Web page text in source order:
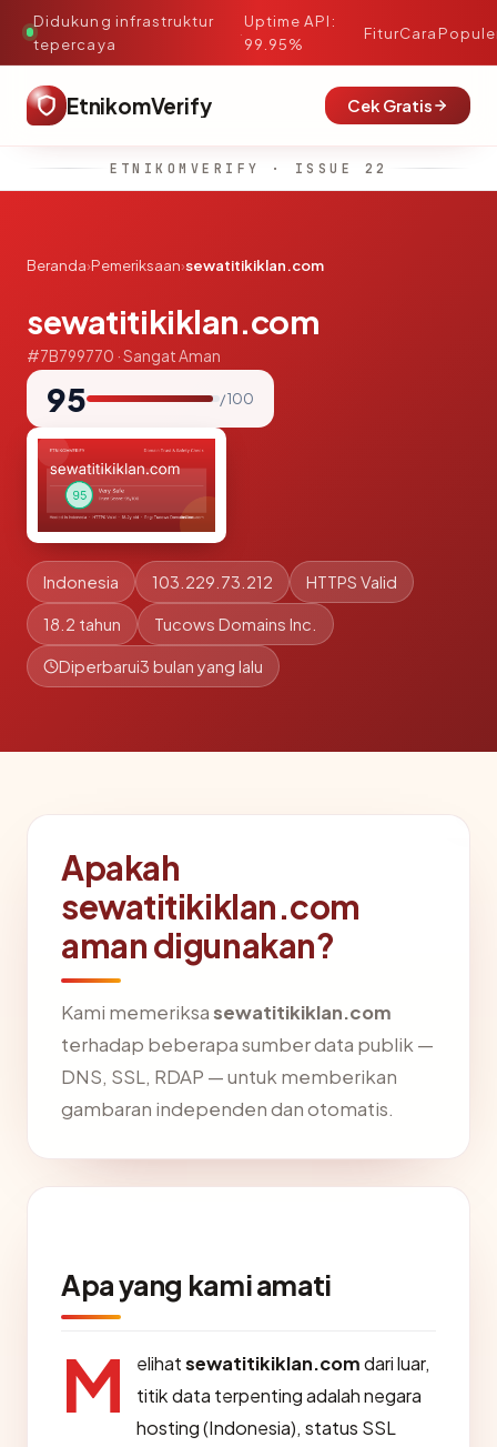
Didukung infrastruktur
tepercaya
·
Uptime API:
99.95%
FiturCara
EtnikomVerify Cek Gratis
ETNIKOMVERIFY · ISSUE 22
Beranda›Pemeriksaan›sewatitikiklan.com
sewatitikiklan.com
#7B799770 · Sangat Aman
95 / 100
Indonesia 103.229.73.212 HTTPS Valid
18.2 tahun Tucows Domains Inc.
Diperbarui3 bulan yang lalu
Apakah
sewatitikiklan.com
aman digunakan?
Kami memeriksasewatitikiklan.com
terhadap beberapa sumber data publik —
DNS, SSL, RDAP — untuk memberikan
gambaran independen dan otomatis.
Apa yang kami amati
M elihatsewatitikiklan.comdari luar,
titik data terpenting adalah negara
hosting (Indonesia), status SSL